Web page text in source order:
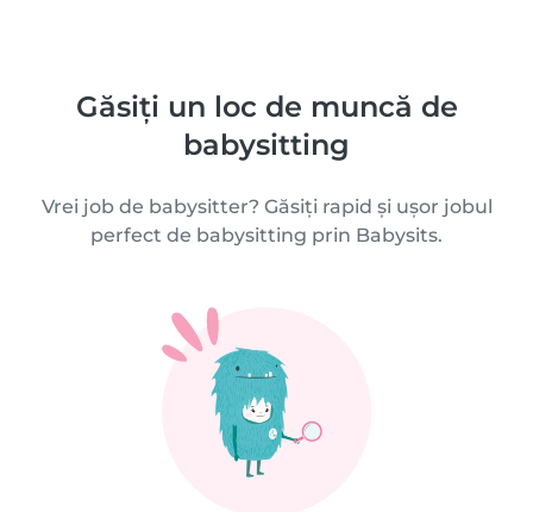
Găsiți un loc de muncă de
babysitting
Vrei job de babysitter? Găsiți rapid și ușor jobul
perfect de babysitting prin Babysits.